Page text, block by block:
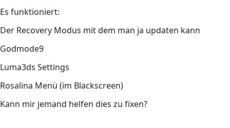
Es funktioniert:
Der Recovery Modus mit dem man ja updaten kann
Godmode9
Luma3ds Settings
Rosalina Menü (im Blackscreen)
Kann mir jemand helfen dies zu fixen?